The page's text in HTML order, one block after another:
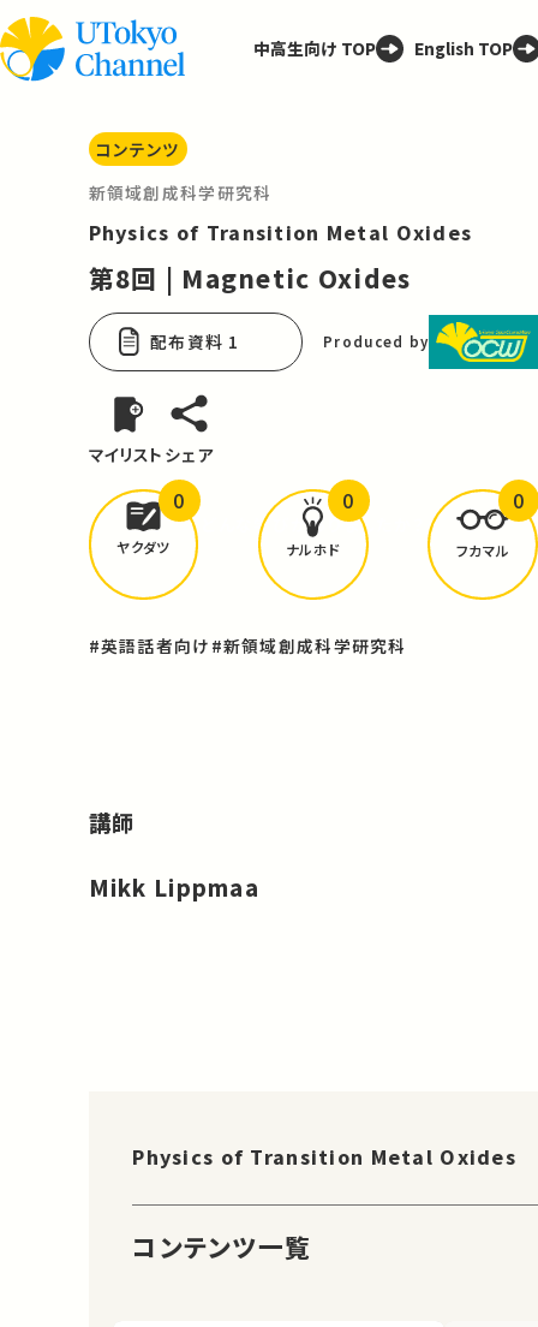
中高生向け TOP English TOP
コンテンツ
新領域創成科学研究科
Physics of Transition Metal Oxides
第8回 | Magnetic Oxides
配布資料 1 Produced by
マイリスト シェア
どんな学びがありましたか？
ヤクダツ
0
ナルホド
0
フカマル
0
#英語話者向け #新領域創成科学研究科
講師
Mikk Lippmaa
Physics of Transition Metal Oxides
コンテンツ一覧